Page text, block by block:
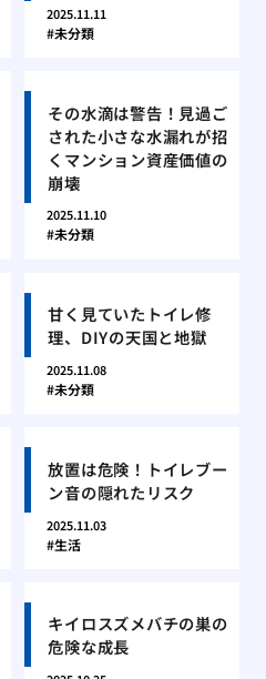
2025.11.11
未分類
その水滴は警告！見過ご
された小さな水漏れが招
くマンション資産価値の
崩壊
2025.11.10
未分類
甘く見ていたトイレ修
理、DIYの天国と地獄
2025.11.08
未分類
放置は危険！トイレブー
ン音の隠れたリスク
2025.11.03
生活
キイロスズメバチの巣の
危険な成長